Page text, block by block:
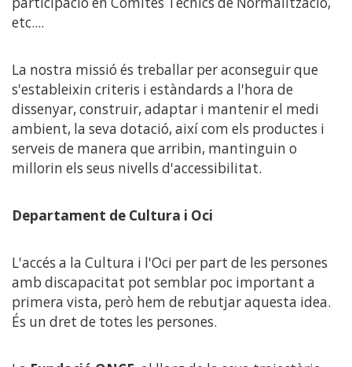
etc....
La nostra missió és treballar per aconseguir que
s'estableixin criteris i estàndards a l'hora de
dissenyar, construir, adaptar i mantenir el medi
ambient, la seva dotació, així com els productes i
serveis de manera que arribin, mantinguin o
millorin els seus nivells d'accessibilitat.
Departament de Cultura i Oci
L'accés a la Cultura i l'Oci per part de les persones
amb discapacitat pot semblar poc important a
primera vista, però hem de rebutjar aquesta idea.
És un dret de totes les persones.